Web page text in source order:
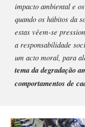
impacto ambiental e
quando os hábitos da
estas vêem-se
a responsabilidade
um acto moral, para
tema da degradação
comportamentos de